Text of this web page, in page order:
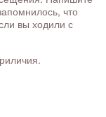
что
вы ходили с